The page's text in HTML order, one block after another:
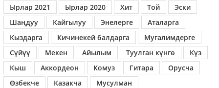
Ырлар 2021
Ырлар 2020 Хит Той
Эски
Шаңдуу
Кайгылуу Энелерге
Аталарга
Кыздарга
Кичинекей балдарга
Мугалимдерге
Сүйүү
Мекен Айылым Туулган күнгө
Күз
Кыш
Аккордеон Комуз Гитара
Орусча
Өзбекче
Казакча Мусулман